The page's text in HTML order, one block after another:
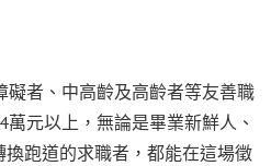
礙者、中高齡及高齡者等友善職
元以上，無論是畢業新鮮人、
跑道的求職者，都能在這場徵